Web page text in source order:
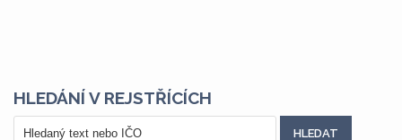
HLEDÁNÍ V REJSTŘÍCÍCH